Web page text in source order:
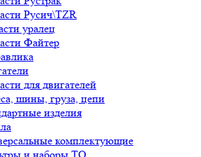
Русич\TZR
уралец
Файтер
для двигателей
шины, груза, цепи
изделия
комплектующие